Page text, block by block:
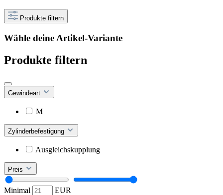
Produkte filtern
Wähle deine Artikel-Variante
Produkte filtern
Gewindeart
M
Zylinderbefestigung
Ausgleichskupplung
Preis
Minimal
EUR